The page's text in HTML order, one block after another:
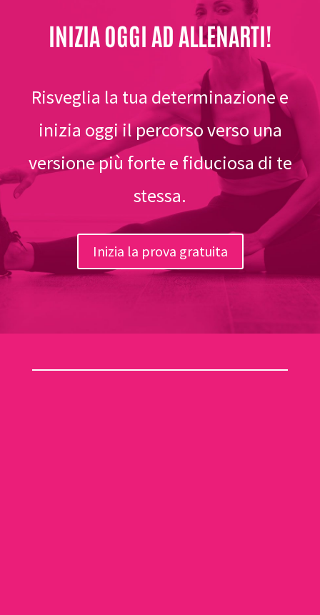
INIZIA OGGI AD ALLENARTI!
Risveglia la tua determinazione e
inizia oggi il percorso verso una
versione più forte e fiduciosa di te
stessa.
Inizia la prova gratuita